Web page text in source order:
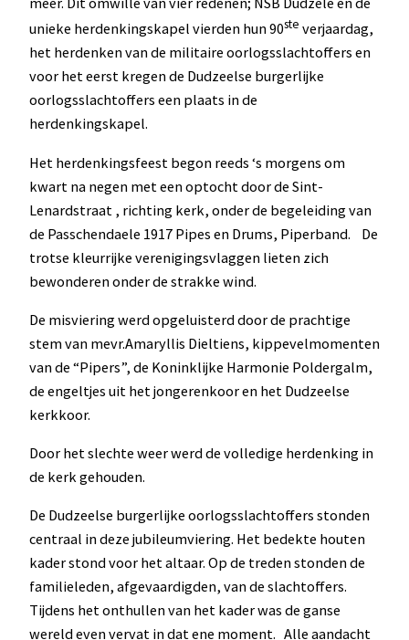
unieke herdenkingskapel vierden hun 90ste verjaardag,
het herdenken van de militaire oorlogsslachtoffers en
voor het eerst kregen de Dudzeelse burgerlijke
oorlogsslachtoffers een plaats in de
herdenkingskapel.
Het herdenkingsfeest begon reeds ‘s morgens om
kwart na negen met een optocht door de Sint-
Lenardstraat , richting kerk, onder de begeleiding van
de Passchendaele 1917 Pipes en Drums, Piperband. De
trotse kleurrijke verenigingsvlaggen lieten zich
bewonderen onder de strakke wind.
De misviering werd opgeluisterd door de prachtige
stem van mevr.Amaryllis Dieltiens, kippevelmomenten
van de “Pipers”, de Koninklijke Harmonie Poldergalm,
de engeltjes uit het jongerenkoor en het Dudzeelse
kerkkoor.
Door het slechte weer werd de volledige herdenking in
de kerk gehouden.
De Dudzeelse burgerlijke oorlogsslachtoffers stonden
centraal in deze jubileumviering. Het bedekte houten
kader stond voor het altaar. Op de treden stonden de
familieleden, afgevaardigden, van de slachtoffers.
Tijdens het onthullen van het kader was de ganse
wereld even vervat in dat ene moment. Alle aandacht